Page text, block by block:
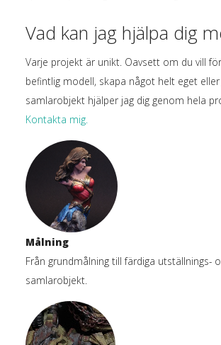
Vad kan jag hjälpa dig
Varje projekt är unikt. Oavsett om du vill
befintlig modell, skapa något helt eget
samlarobjekt hjälper jag dig genom hela
Kontakta mig.
Målning
Från grundmålning till färdiga utställnings-
samlarobjekt.